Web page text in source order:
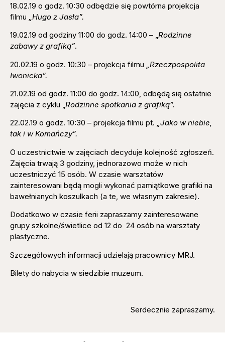
18.02.19 o godz. 10:30 odbędzie się powtórna projekcja
filmu „Hugo z Jasła”.
19.02.19 od godziny 11:00 do godz. 14:00 – „Rodzinne
zabawy z grafiką”.
20.02.19 o godz. 10:30 – projekcja filmu
„Rzeczpospolita
Iwonicka”.
21.02.19 od godz. 11:00 do godz. 14:00, odbędą się ostatnie
zajęcia z cyklu „Rodzinne spotkania z grafiką”.
22.02.19 o godz. 10:30 – projekcja filmu pt. „Jako w niebie,
tak i w Komańczy”.
O uczestnictwie w zajęciach decyduje kolejność zgłoszeń.
Zajęcia trwają 3 godziny, jednorazowo może w nich
uczestniczyć 15 osób. W czasie warsztatów
zainteresowani będą mogli wykonać pamiątkowe grafiki na
bawełnianych koszulkach (a te, we własnym zakresie).
Dodatkowo w czasie ferii zapraszamy zainteresowane
grupy szkolne/świetlice od 12 do 24 osób na warsztaty
plastyczne.
Szczegółowych informacji udzielają pracownicy MRJ.
Bilety do nabycia w siedzibie muzeum.
Serdecznie zapraszamy.